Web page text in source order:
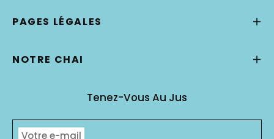
PAGES LÉGALES
NOTRE CHAI
Tenez-Vous Au Jus
Votre e-mail